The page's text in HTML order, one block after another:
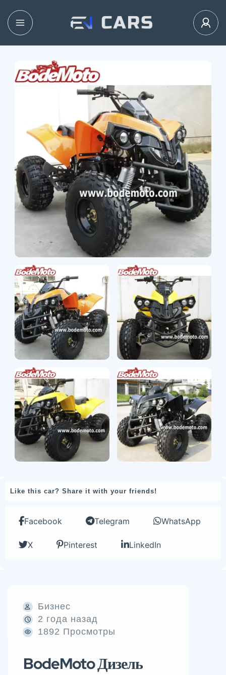
Like this car? Share it with your friends!
Facebook Telegram WhatsApp
X Pinterest LinkedIn
Бизнес
2 года назад
1892 Просмотры
BodeMoto Дизель